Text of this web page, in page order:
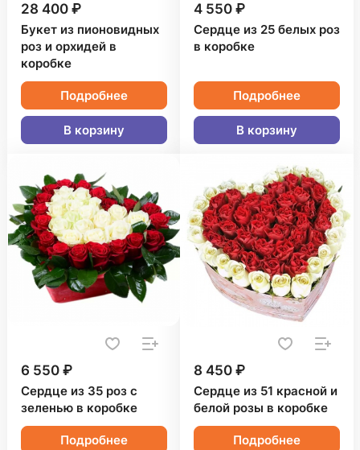
28 400 ₽
Букет из пионовидных
роз и орхидей в
коробке
Подробнее
В корзину
4 550 ₽
Сердце из 25 белых роз
в коробке
Подробнее
В корзину
6 550 ₽
Сердце из 35 роз с
зеленью в коробке
Подробнее
8 450 ₽
Сердце из 51 красной и
белой розы в коробке
Подробнее